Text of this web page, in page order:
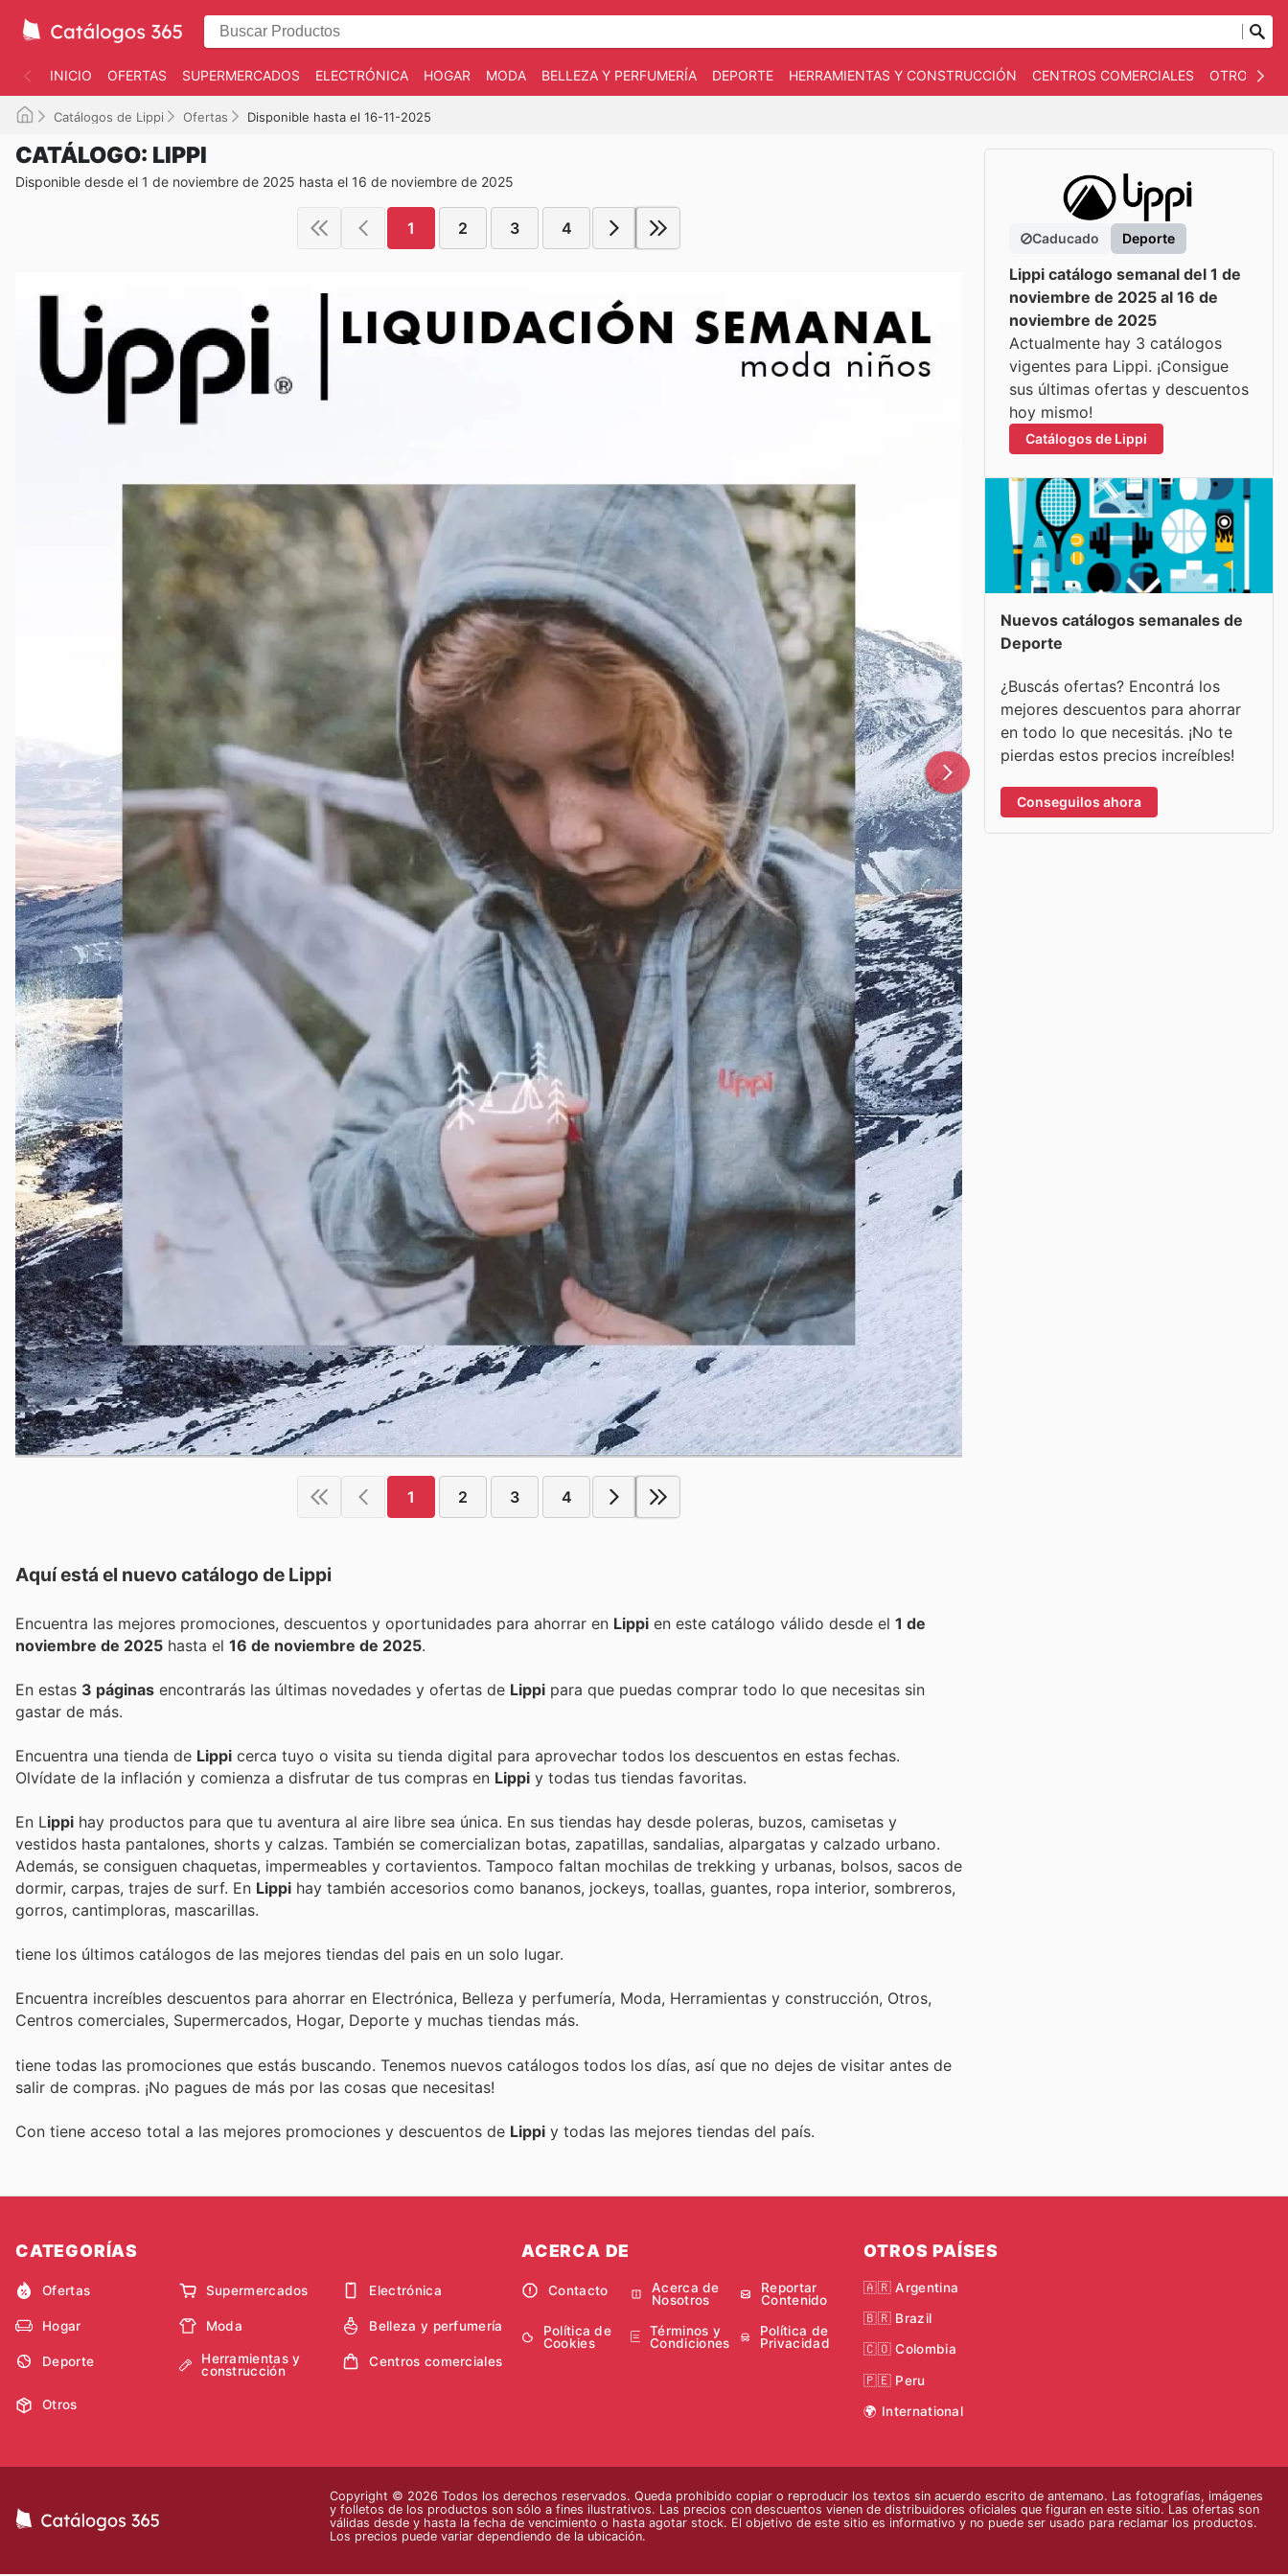
INICIO OFERTAS SUPERMERCADOS ELECTRÓNICA HOGAR MODA BELLEZA Y PERFUMERÍA DEPORTE HERRAMIENTAS Y CONSTRUCCIÓN CENTROS COMERCIALES OTROS
Catálogos de Lippi Ofertas Disponible hasta el 16-11-2025
CATÁLOGO: LIPPI
Disponible desde el 1 de noviembre de 2025 hasta el 16 de noviembre de 2025
1 2 3 4
1 2 3 4
Aquí está el nuevo catálogo de Lippi
Encuentra las mejores promociones, descuentos y oportunidades para ahorrar en Lippi en este catálogo válido desde el 1 de
noviembre de 2025 hasta el 16 de noviembre de 2025.
En estas 3 páginas encontrarás las últimas novedades y ofertas de Lippi para que puedas comprar todo lo que necesitas sin
gastar de más.
Encuentra una tienda de Lippi cerca tuyo o visita su tienda digital para aprovechar todos los descuentos en estas fechas.
Olvídate de la inflación y comienza a disfrutar de tus compras en Lippi y todas tus tiendas favoritas.
En Lippi hay productos para que tu aventura al aire libre sea única. En sus tiendas hay desde poleras, buzos, camisetas y
vestidos hasta pantalones, shorts y calzas. También se comercializan botas, zapatillas, sandalias, alpargatas y calzado urbano.
Además, se consiguen chaquetas, impermeables y cortavientos. Tampoco faltan mochilas de trekking y urbanas, bolsos, sacos de
dormir, carpas, trajes de surf. En Lippi hay también accesorios como bananos, jockeys, toallas, guantes, ropa interior, sombreros,
gorros, cantimploras, mascarillas.
tiene los últimos catálogos de las mejores tiendas del pais en un solo lugar.
Encuentra increíbles descuentos para ahorrar en Electrónica, Belleza y perfumería, Moda, Herramientas y construcción, Otros,
Centros comerciales, Supermercados, Hogar, Deporte y muchas tiendas más.
tiene todas las promociones que estás buscando. Tenemos nuevos catálogos todos los días, así que no dejes de visitar antes de
salir de compras. ¡No pagues de más por las cosas que necesitas!
Con tiene acceso total a las mejores promociones y descuentos de Lippi y todas las mejores tiendas del país.
Caducado Deporte
Lippi catálogo semanal del 1 de
noviembre de 2025 al 16 de
noviembre de 2025
Actualmente hay 3 catálogos
vigentes para Lippi. ¡Consigue
sus últimas ofertas y descuentos
hoy mismo!
Catálogos de Lippi
Nuevos catálogos semanales de
Deporte
¿Buscás ofertas? Encontrá los
mejores descuentos para ahorrar
en todo lo que necesitás. ¡No te
pierdas estos precios increíbles!
Conseguilos ahora
CATEGORÍAS
Ofertas Supermercados Electrónica
Hogar Moda Belleza y perfumería
Deporte
Herramientas y
construcción
Centros comerciales
Otros
ACERCA DE
Contacto
Acerca de
Nosotros
Reportar
Contenido
Política de
Cookies
Términos y
Condiciones
Política de
Privacidad
OTROS PAÍSES
🇦🇷 Argentina
🇧🇷 Brazil
🇨🇴 Colombia
🇵🇪 Peru
🌍 International
Copyright © 2026 Todos los derechos reservados. Queda prohibido copiar o reproducir los textos sin acuerdo escrito de antemano. Las fotografías, imágenes
y folletos de los productos son sólo a fines ilustrativos. Las precios con descuentos vienen de distribuidores oficiales que figuran en este sitio. Las ofertas son
válidas desde y hasta la fecha de vencimiento o hasta agotar stock. El objetivo de este sitio es informativo y no puede ser usado para reclamar los productos.
Los precios puede variar dependiendo de la ubicación.